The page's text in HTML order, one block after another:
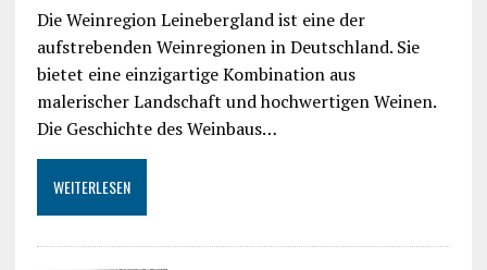
Die Weinregion Leinebergland ist eine der
aufstrebenden Weinregionen in Deutschland. Sie
bietet eine einzigartige Kombination aus
malerischer Landschaft und hochwertigen Weinen.
Die Geschichte des Weinbaus…
WEITERLESEN